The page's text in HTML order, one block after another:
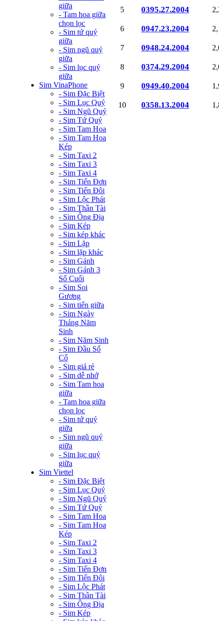
giữa
- Tam hoa giữa
chọn lọc
- Sim tứ quý
giữa
- Sim ngũ quý
giữa
- Sim lục quý
giữa
Sim VinaPhone
- Sim Đặc Biệt
- Sim Lục Quý
- Sim Ngũ Quý
- Sim Tứ Quý
- Sim Tam Hoa
- Sim Tam Hoa
Kép
- Sim Taxi 2
- Sim Taxi 3
- Sim Taxi 4
- Sim Tiến Đơn
- Sim Tiến Đôi
- Sim Lộc Phát
- Sim Thần Tài
- Sim Ông Địa
- Sim Kép
- Sim kép khác
- Sim Lặp
- Sim lặp khác
- Sim Gánh
- Sim Gánh 3
Số Cuối
- Sim Soi
Gương
- Sim tiến giữa
- Sim Ngày
Tháng Năm
Sinh
- Sim Năm Sinh
- Sim Đầu Số
Cổ
- Sim giá rẻ
- Sim dễ nhớ
- Sim Tam hoa
giữa
- Tam hoa giữa
chọn lọc
- Sim tứ quý
giữa
- Sim ngũ quý
giữa
- Sim lục quý
giữa
Sim Viettel
- Sim Đặc Biệt
- Sim Lục Quý
- Sim Ngũ Quý
- Sim Tứ Quý
- Sim Tam Hoa
- Sim Tam Hoa
Kép
- Sim Taxi 2
- Sim Taxi 3
- Sim Taxi 4
- Sim Tiến Đơn
- Sim Tiến Đôi
- Sim Lộc Phát
- Sim Thần Tài
- Sim Ông Địa
- Sim Kép
5 0395.27.2004
6 0947.23.2004
7 0948.24.2004
8 0374.29.2004
9 0949.40.2004
10 0358.13.2004